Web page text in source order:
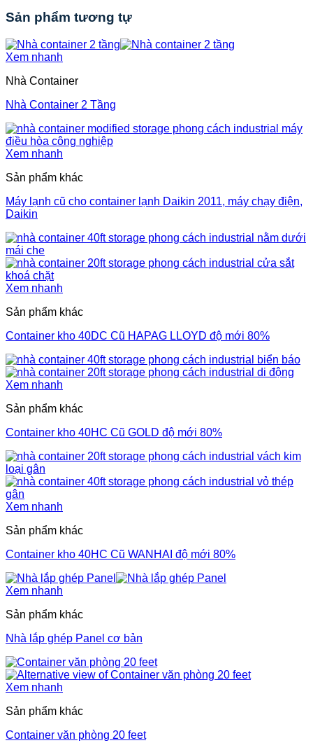
Sản phẩm tương tự
Xem nhanh
Nhà Container
Nhà Container 2 Tầng
Xem nhanh
Sản phẩm khác
Máy lạnh cũ cho container lạnh Daikin 2011, máy chạy điện,
Daikin
Xem nhanh
Sản phẩm khác
Container kho 40DC Cũ HAPAG LLOYD độ mới 80%
Xem nhanh
Sản phẩm khác
Container kho 40HC Cũ GOLD độ mới 80%
Xem nhanh
Sản phẩm khác
Container kho 40HC Cũ WANHAI độ mới 80%
Xem nhanh
Sản phẩm khác
Nhà lắp ghép Panel cơ bản
Xem nhanh
Sản phẩm khác
Container văn phòng 20 feet